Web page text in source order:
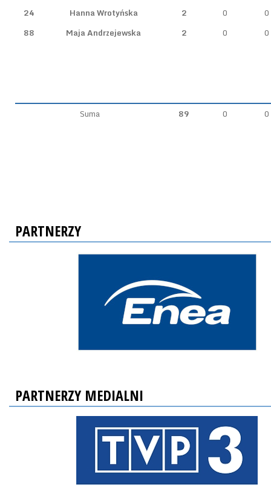
24
Hanna Wrotyńska 2 0
0
88
Maja Andrzejewska 2 0 0
Suma 89 0 0
PARTNERZY
PARTNERZY MEDIALNI